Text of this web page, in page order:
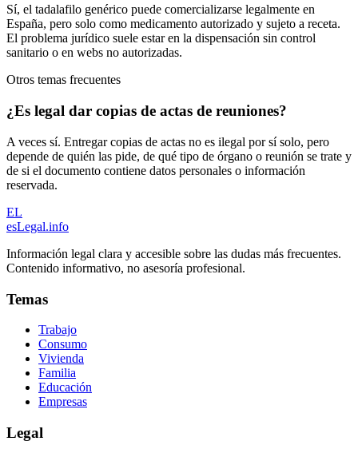
Sí, el tadalafilo genérico puede comercializarse legalmente en
España, pero solo como medicamento autorizado y sujeto a receta.
El problema jurídico suele estar en la dispensación sin control
sanitario o en webs no autorizadas.
Otros temas frecuentes
¿Es legal dar copias de actas de reuniones?
A veces sí. Entregar copias de actas no es ilegal por sí solo, pero
depende de quién las pide, de qué tipo de órgano o reunión se trate y
de si el documento contiene datos personales o información
reservada.
EL
esLegal.info
Información legal clara y accesible sobre las dudas más frecuentes.
Contenido informativo, no asesoría profesional.
Temas
Trabajo
Consumo
Vivienda
Familia
Educación
Empresas
Legal